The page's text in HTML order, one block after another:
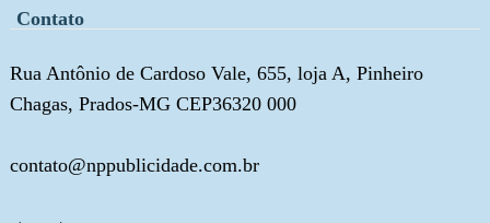
Contato
Rua Antônio de Cardoso Vale, 655, loja A, Pinheiro
Chagas, Prados-MG CEP36320 000
contato@nppublicidade.com.br